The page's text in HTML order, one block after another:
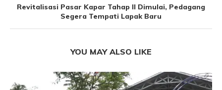
Revitalisasi Pasar Kapar Tahap II Dimulai, Pedagang
Segera Tempati Lapak Baru
YOU MAY ALSO LIKE